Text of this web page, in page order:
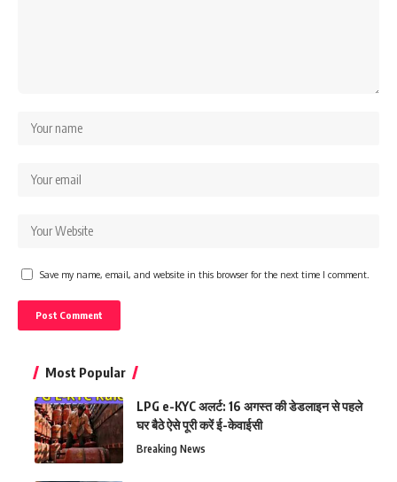
Save my name, email, and website in this browser for the next time I comment.
Most Popular
LPG e-KYC अलर्ट: 16 अगस्त की डेडलाइन से पहले
घर बैठे ऐसे पूरी करें ई-केवाईसी
Breaking News